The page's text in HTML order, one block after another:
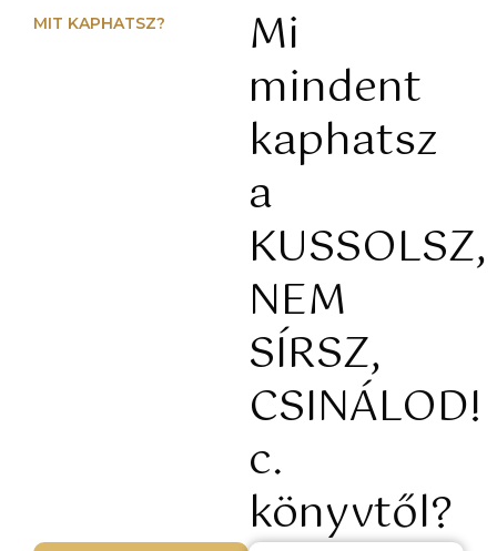
MIT KAPHATSZ? Mi
mindent
kaphatsz
a
KUSSOLSZ,
NEM
SÍRSZ,
CSINÁLOD!
c.
könyvtől?